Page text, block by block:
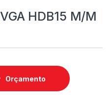
HDB15 M/M
Orçamento